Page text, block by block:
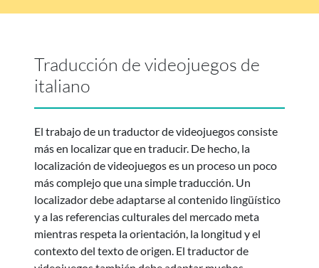
Traducción de videojuegos de
italiano
El trabajo de un traductor de videojuegos consiste
más en localizar que en traducir. De hecho, la
localización de videojuegos es un proceso un poco
más complejo que una simple traducción. Un
localizador debe adaptarse al contenido lingüístico
y a las referencias culturales del mercado meta
mientras respeta la orientación, la longitud y el
contexto del texto de origen. El traductor de